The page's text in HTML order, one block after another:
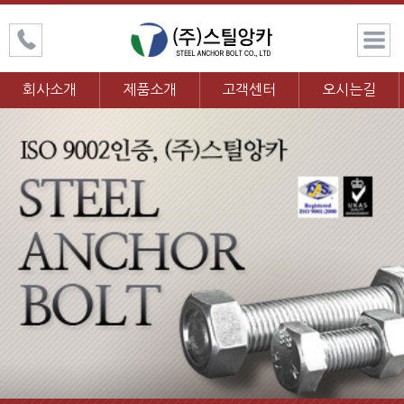
회사소개 제품소개 고객센터 오시는길